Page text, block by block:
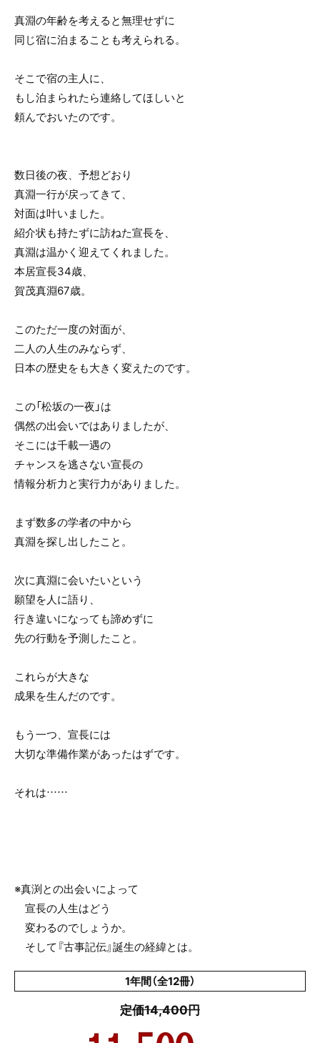
真淵の年齢を考えると無理せずに
同じ宿に泊まることも考えられる。
そこで宿の主人に、
もし泊まられたら連絡してほしいと
頼んでおいたのです。
数日後の夜、予想どおり
真淵一行が戻ってきて、
対面は叶いました。
紹介状も持たずに訪ねた宣長を、
真淵は温かく迎えてくれました。
本居宣長34歳、
賀茂真淵67歳。
このただ一度の対面が、
二人の人生のみならず、
日本の歴史をも大きく変えたのです。
この「松坂の一夜」は
偶然の出会いではありましたが、
そこには千載一遇の
チャンスを逃さない宣長の
情報分析力と実行力がありました。
まず数多の学者の中から
真淵を探し出したこと。
次に真淵に会いたいという
願望を人に語り、
行き違いになっても諦めずに
先の行動を予測したこと。
これらが大きな
成果を生んだのです。
もう一つ、宣長には
大切な準備作業があったはずです。
それは……
※真渕との出会いによって
宣長の人生はどう
変わるのでしょうか。
そして『古事記伝』誕生の経緯とは。
1年間（全12冊）
定価14,400円